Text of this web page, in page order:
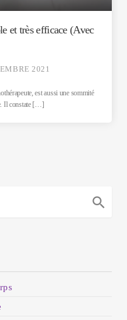
et très efficace (Avec
2021
est aussi une sommité
Il constate […]
search